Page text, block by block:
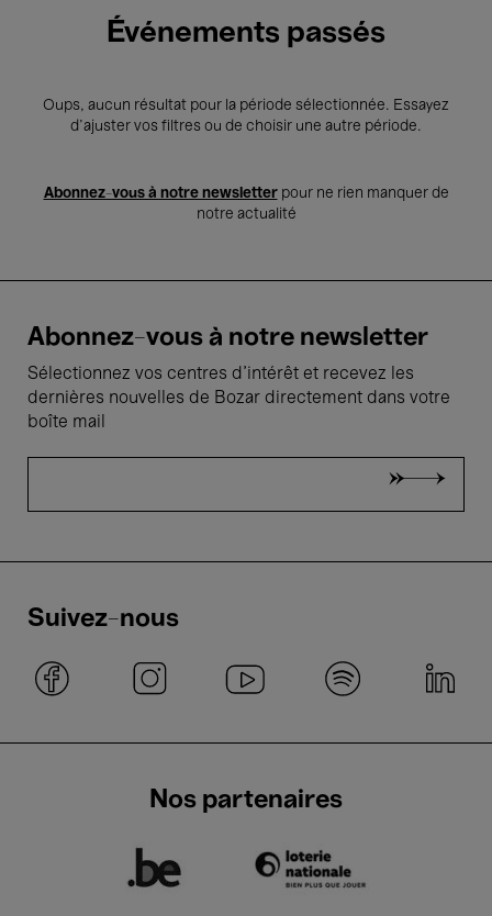
Événements passés
Oups, aucun résultat pour la période sélectionnée. Essayez
d’ajuster vos filtres ou de choisir une autre période.
Abonnez-vous à notre newsletterpour ne rien manquer de
notre actualité
Abonnez-vous à notre newsletter
Sélectionnez vos centres d'intérêt et recevez les
dernières nouvelles de Bozar directement dans votre
boîte mail
Suivez-nous
Nos partenaires